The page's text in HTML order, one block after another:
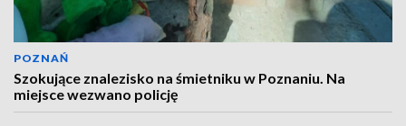
POZNAŃ
Szokujące znalezisko na śmietniku w Poznaniu. Na
miejsce wezwano policję